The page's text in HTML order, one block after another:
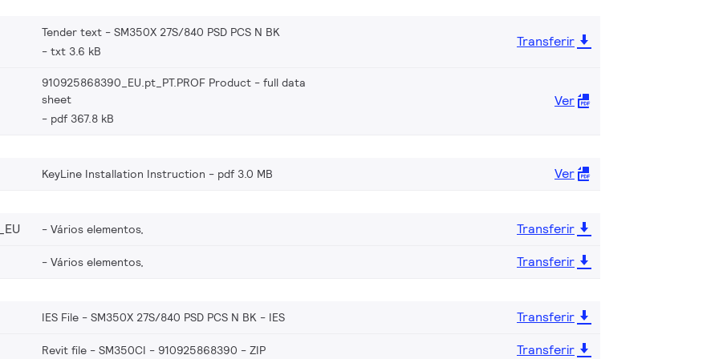
Tender text - SM350X 27S/840 PSD PCS N BK
txt 3.6 kB
Transferir
910925868390_EU.pt_PT.PROF Product - full data
sheet
pdf 367.8 kB
Ver
KeyLine Installation Instruction pdf 3.0 MB Ver
Vários elementos, Transferir
Vários elementos, Transferir
IES File - SM350X 27S/840 PSD PCS N BK IES Transferir
Revit file - SM350CI - 910925868390 ZIP Transferir